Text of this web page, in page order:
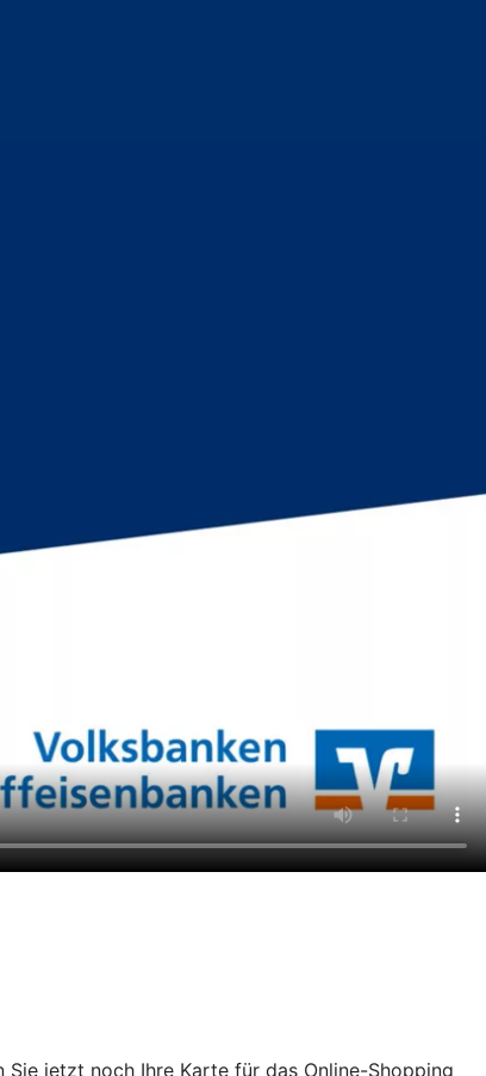
jetzt noch Ihre Karte für das Online-Shopping